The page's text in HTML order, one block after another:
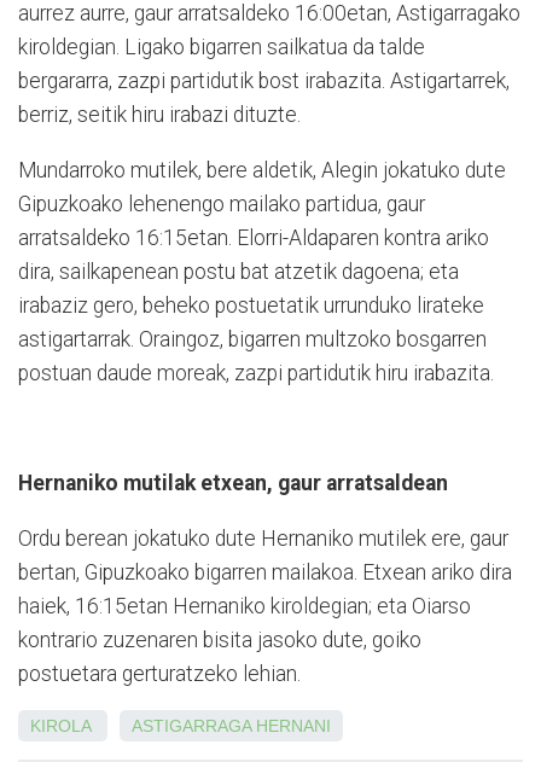
aurrez aurre, gaur arratsaldeko 16:00etan, Astigarragako
kiroldegian. Ligako bigarren sailkatua da talde
bergararra, zazpi partidutik bost irabazita. Astigartarrek,
berriz, seitik hiru irabazi dituzte.
Mundarroko mutilek, bere aldetik, Alegin jokatuko dute
Gipuzkoako lehenengo mailako partidua, gaur
arratsaldeko 16:15etan. Elorri-Aldaparen kontra ariko
dira, sailkapenean postu bat atzetik dagoena; eta
irabaziz gero, beheko postuetatik urrunduko lirateke
astigartarrak. Oraingoz, bigarren multzoko bosgarren
postuan daude moreak, zazpi partidutik hiru irabazita.
Hernaniko mutilak etxean, gaur arratsaldean
Ordu berean jokatuko dute Hernaniko mutilek ere, gaur
bertan, Gipuzkoako bigarren mailakoa. Etxean ariko dira
haiek, 16:15etan Hernaniko kiroldegian; eta Oiarso
kontrario zuzenaren bisita jasoko dute, goiko
postuetara gerturatzeko lehian.
KIROLA ASTIGARRAGA HERNANI